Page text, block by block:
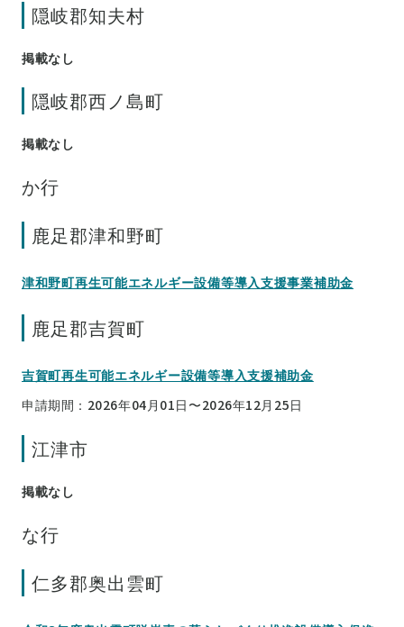
隠岐郡知夫村
掲載なし
隠岐郡西ノ島町
掲載なし
か行
鹿足郡津和野町
津和野町再生可能エネルギー設備等導入支援事業補助金
鹿足郡吉賀町
吉賀町再生可能エネルギー設備等導入支援補助金
申請期間：2026年04月01日〜2026年12月25日
江津市
掲載なし
な行
仁多郡奥出雲町